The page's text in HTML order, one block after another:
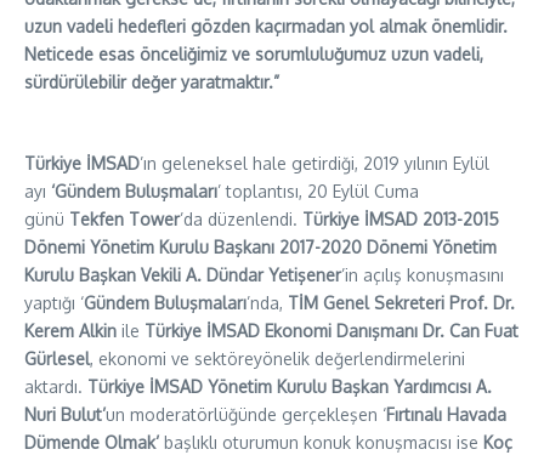
uzun vadeli hedefleri gözden kaçırmadan yol almak önemlidir.
Neticede esas önceliğimiz ve sorumluluğumuz uzun vadeli,
sürdürülebilir değer yaratmaktır.”
Türkiye İMSAD’ın geleneksel hale getirdiği, 2019 yılının Eylül
ayı ‘Gündem Buluşmaları’ toplantısı, 20 Eylül Cuma
günü Tekfen Tower’da düzenlendi. Türkiye İMSAD 2013-2015
Dönemi Yönetim Kurulu Başkanı 2017-2020 Dönemi Yönetim
Kurulu Başkan Vekili A. Dündar Yetişener’in açılış konuşmasını
yaptığı ‘Gündem Buluşmaları’nda, TİM Genel Sekreteri Prof. Dr.
Kerem Alkin ile Türkiye İMSAD Ekonomi Danışmanı Dr. Can Fuat
Gürlesel, ekonomi ve sektöreyönelik değerlendirmelerini
aktardı. Türkiye İMSAD Yönetim Kurulu Başkan Yardımcısı A.
Nuri Bulut’un moderatörlüğünde gerçekleşen ‘Fırtınalı Havada
Dümende Olmak’ başlıklı oturumun konuk konuşmacısı ise Koç